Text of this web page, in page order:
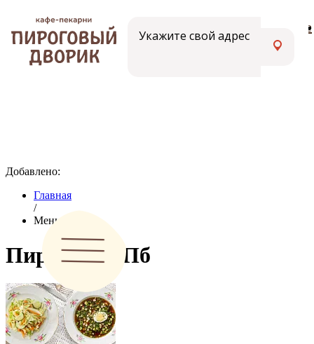
Меню Адреса кафе
Укажите свой адрес
Добавлено:
Главная
/
Меню
Пироги в СПб